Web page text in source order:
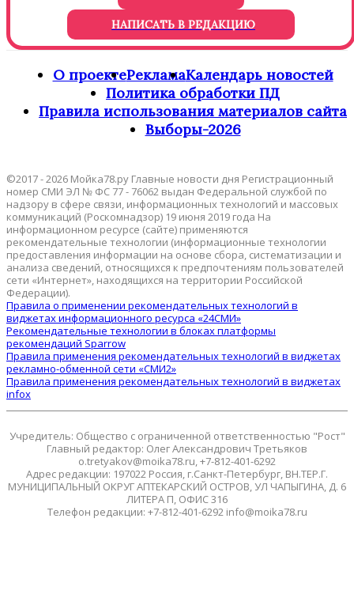
НАПИСАТЬ В РЕДАКЦИЮ
О проектеРекламаКалендарь новостей
Политика обработки ПД
Правила использования материалов сайта
Выборы-2026
©2017 - 2026 Мойка78.ру Главные новости дня Регистрационный
номер СМИ ЭЛ № ФС 77 - 76062 выдан Федеральной службой по
надзору в сфере связи, информационных технологий и массовых
коммуникаций (Роскомнадзор) 19 июня 2019 года На
информационном ресурсе (сайте) применяются
рекомендательные технологии (информационные технологии
предоставления информации на основе сбора, систематизации и
анализа сведений, относящихся к предпочтениям пользователей
сети «Интернет», находящихся на территории Российской
Федерации).
Правила о применении рекомендательных технологий в
виджетах информационного ресурса «24СМИ»
Рекомендательные технологии в блоках платформы
рекомендаций Sparrow
Правила применения рекомендательных технологий в виджетах
рекламно-обменной сети «СМИ2»
Правила применения рекомендательных технологий в виджетах
infox
Учредитель: Общество с ограниченной ответственностью "Рост"
Главный редактор: Олег Александрович Третьяков
o.tretyakov@moika78.ru, +7-812-401-6292
Адрес редакции: 197022 Россия, г.Санкт-Петербург, ВН.ТЕР.Г.
МУНИЦИПАЛЬНЫЙ ОКРУГ АПТЕКАРСКИЙ ОСТРОВ, УЛ ЧАПЫГИНА, Д. 6
ЛИТЕРА П, ОФИС 316
Телефон редакции: +7-812-401-6292 info@moika78.ru